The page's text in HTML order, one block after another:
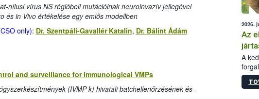
nílusi vírus NS régióbeli mutációinak neuroinvazív jellegével
és in Vivo értékelése egy emlős modellben
only): Dr. Szentpáli-Gavallér Katalin, Dr. Bálint Ádám
and surveillance for immunological VMPs
(IVMP-k) hivatali batchellenőrzésének és -
2026.
Az
A